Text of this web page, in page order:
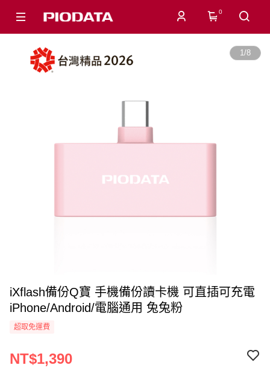
0
1/8
iXflash備份Q寶 手機備份讀卡機 可直插可充電
iPhone/Android/電腦通用 兔兔粉
超取免運費
NT$1,390